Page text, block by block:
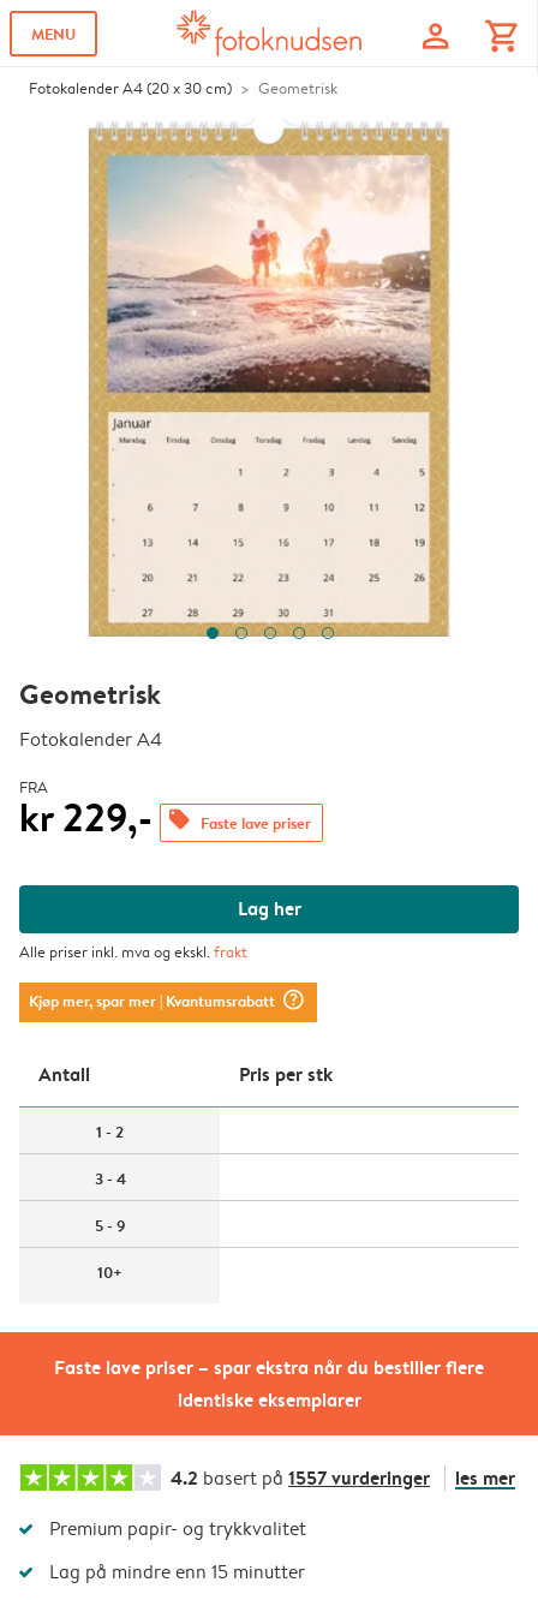
MENU profile shopping_cart
Fotokalender A4 (20 x 30 cm) Geometrisk
Faste lave priser – spar ekstra når du bestiller flere
identiske eksemplarer
Geometrisk
Fotokalender A4
FRA
kr 229,- offers Faste lave priser
Lag her
Alle priser inkl. mva og ekskl.frakt
Kjøp mer, spar mer| Kvantumsrabatt question_mark_circle
Antall Pris per stk
1 - 2
3 - 4
5 - 9
10+
4.2 basert på 1557 vurderinger les mer
Premium papir- og trykkvalitet
Lag på mindre enn 15 minutter